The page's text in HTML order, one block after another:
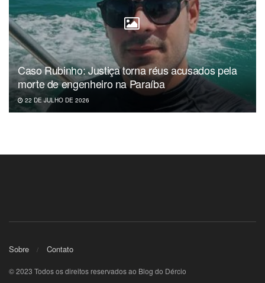
Caso Rubinho: Justiça torna réus acusados pela
morte de engenheiro na Paraíba
22 DE JULHO DE 2026
Sobre Contato
© 2023 Todos os direitos reservados ao Blog do Dércio